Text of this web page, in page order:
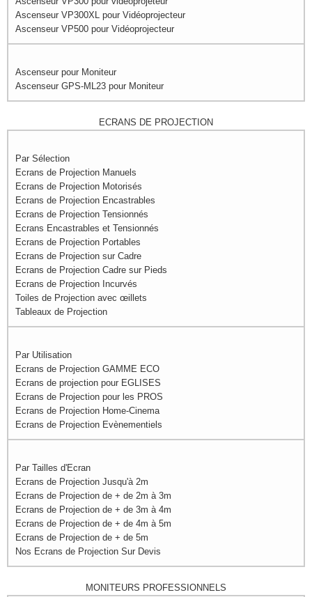
Ascenseur VP300XL pour Vidéoprojecteur
Ascenseur VP500 pour Vidéoprojecteur
Ascenseur pour Moniteur
Ascenseur GPS-ML23 pour Moniteur
ECRANS DE PROJECTION
Par Sélection
Ecrans de Projection Manuels
Ecrans de Projection Motorisés
Ecrans de Projection Encastrables
Ecrans de Projection Tensionnés
Ecrans Encastrables et Tensionnés
Ecrans de Projection Portables
Ecrans de Projection sur Cadre
Ecrans de Projection Cadre sur Pieds
Ecrans de Projection Incurvés
Toiles de Projection avec œillets
Tableaux de Projection
Par Utilisation
Ecrans de Projection GAMME ECO
Ecrans de projection pour EGLISES
Ecrans de Projection pour les PROS
Ecrans de Projection Home-Cinema
Ecrans de Projection Evènementiels
Par Tailles d'Ecran
Ecrans de Projection Jusqu'à 2m
Ecrans de Projection de + de 2m à 3m
Ecrans de Projection de + de 3m à 4m
Ecrans de Projection de + de 4m à 5m
Ecrans de Projection de + de 5m
Nos Ecrans de Projection Sur Devis
MONITEURS PROFESSIONNELS